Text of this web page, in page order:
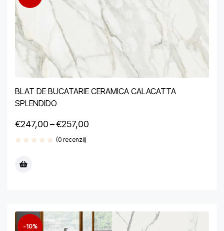
BLAT DE BUCATARIE CERAMICA CALACATTA
SPLENDIDO
€247,00–€257,00
(0 recenzii)
-10%